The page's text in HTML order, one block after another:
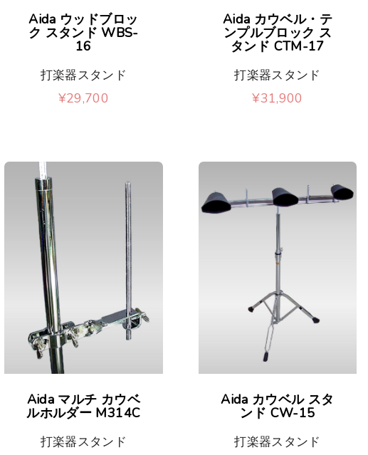
Aida ウッドブロッ
ク スタンド WBS-
16
打楽器スタンド
¥29,700
Aida カウベル・テ
ンプルブロック ス
タンド CTM-17
打楽器スタンド
¥31,900
Aida マルチ カウベ
ルホルダー M314C
打楽器スタンド
Aida カウベル スタ
ンド CW-15
打楽器スタンド